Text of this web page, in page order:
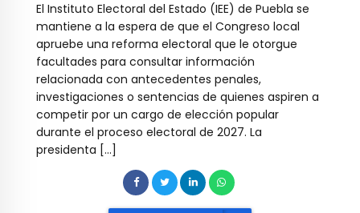
El Instituto Electoral del Estado (IEE) de Puebla se
mantiene a la espera de que el Congreso local
apruebe una reforma electoral que le otorgue
facultades para consultar información
relacionada con antecedentes penales,
investigaciones o sentencias de quienes aspiren a
competir por un cargo de elección popular
durante el proceso electoral de 2027. La
presidenta […]